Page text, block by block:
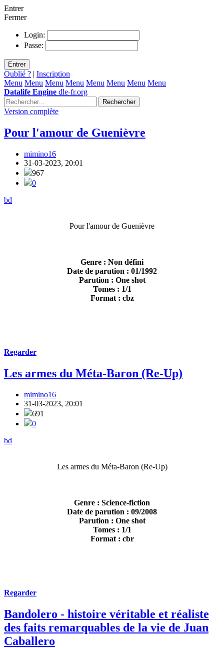
Entrer
Fermer
Login:
Passe:
Entrer
Oublié ? | Inscription
Menu Menu Menu Menu Menu Menu Menu Menu
Datalife Engine dle-fr.org
Rechercher
Version complète
Pour l'amour de Guenièvre
mimino16
31-03-2023, 20:01
967
0
bd
Pour l'amour de Guenièvre
Genre : Non défini
Date de parution : 01/1992
Parution : One shot
Tomes : 1/1
Format : cbz
Regarder
Les armes du Méta-Baron (Re-Up)
mimino16
31-03-2023, 20:01
691
0
bd
Les armes du Méta-Baron (Re-Up)
Genre : Science-fiction
Date de parution : 09/2008
Parution : One shot
Tomes : 1/1
Format : cbr
Regarder
Bandolero - histoire véritable et réaliste
des faits remarquables de la vie de Juan
Caballero